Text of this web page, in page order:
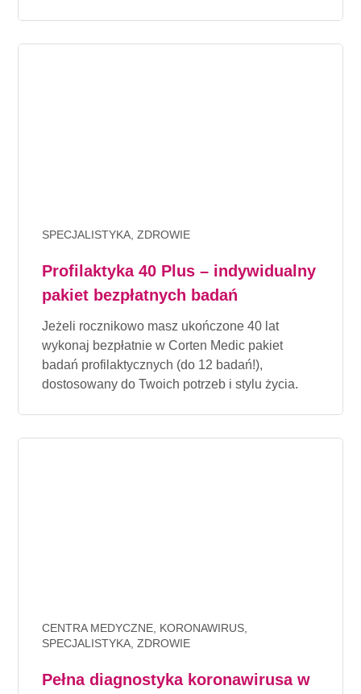
SPECJALISTYKA, ZDROWIE
Profilaktyka 40 Plus – indywidualny
pakiet bezpłatnych badań
Jeżeli rocznikowo masz ukończone 40 lat
wykonaj bezpłatnie w Corten Medic pakiet
badań profilaktycznych (do 12 badań!),
dostosowany do Twoich potrzeb i stylu życia.
CENTRA MEDYCZNE, KORONAWIRUS,
SPECJALISTYKA, ZDROWIE
Pełna diagnostyka koronawirusa w